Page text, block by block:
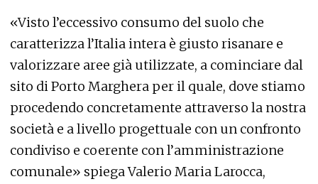
«Visto l’eccessivo consumo del suolo che
caratterizza l’Italia intera è giusto risanare e
valorizzare aree già utilizzate, a cominciare dal
sito di Porto Marghera per il quale, dove stiamo
procedendo concretamente attraverso la nostra
società e a livello progettuale con un confronto
condiviso e coerente con l’amministrazione
comunale» spiega Valerio Maria Larocca,